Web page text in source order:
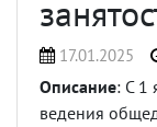
17.01.2025
Описание: С 1
ведения